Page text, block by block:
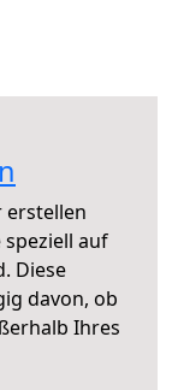
auf
Diese
davon, ob
Ihres